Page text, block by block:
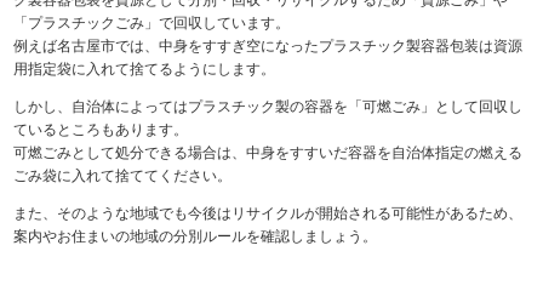
「プラスチックごみ」で回収しています。
例えば名古屋市では、中身をすすぎ空になったプラスチック製容器包装は資源
用指定袋に入れて捨てるようにします。
しかし、自治体によってはプラスチック製の容器を「可燃ごみ」として回収し
ているところもあります。
可燃ごみとして処分できる場合は、中身をすすいだ容器を自治体指定の燃える
ごみ袋に入れて捨ててください。
また、そのような地域でも今後はリサイクルが開始される可能性があるため、
案内やお住まいの地域の分別ルールを確認しましょう。